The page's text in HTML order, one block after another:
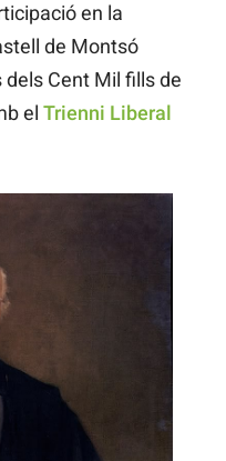
en la
de Montsó
Cent Mil fills de
el Trienni Liberal